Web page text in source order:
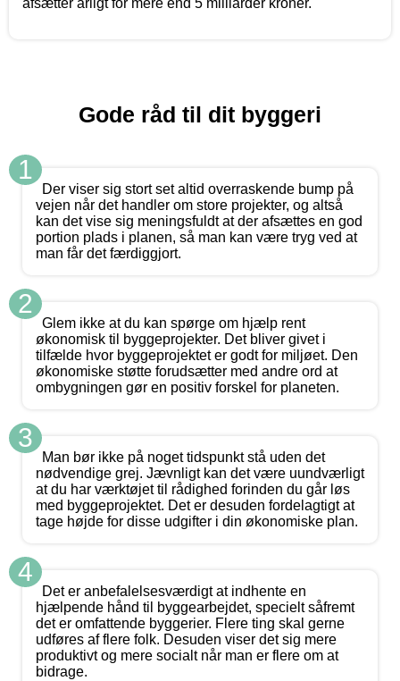
afsætter årligt for mere end 5 milliarder kroner.
Gode råd til dit byggeri
1
Der viser sig stort set altid overraskende bump på
vejen når det handler om store projekter, og altså
kan det vise sig meningsfuldt at der afsættes en god
portion plads i planen, så man kan være tryg ved at
man får det færdiggjort.
2
Glem ikke at du kan spørge om hjælp rent
økonomisk til byggeprojekter. Det bliver givet i
tilfælde hvor byggeprojektet er godt for miljøet. Den
økonomiske støtte forudsætter med andre ord at
ombygningen gør en positiv forskel for planeten.
3
Man bør ikke på noget tidspunkt stå uden det
nødvendige grej. Jævnligt kan det være uundværligt
at du har værktøjet til rådighed forinden du går løs
med byggeprojektet. Det er desuden fordelagtigt at
tage højde for disse udgifter i din økonomiske plan.
4
Det er anbefalelsesværdigt at indhente en
hjælpende hånd til byggearbejdet, specielt såfremt
det er omfattende byggerier. Flere ting skal gerne
udføres af flere folk. Desuden viser det sig mere
produktivt og mere socialt når man er flere om at
bidrage.